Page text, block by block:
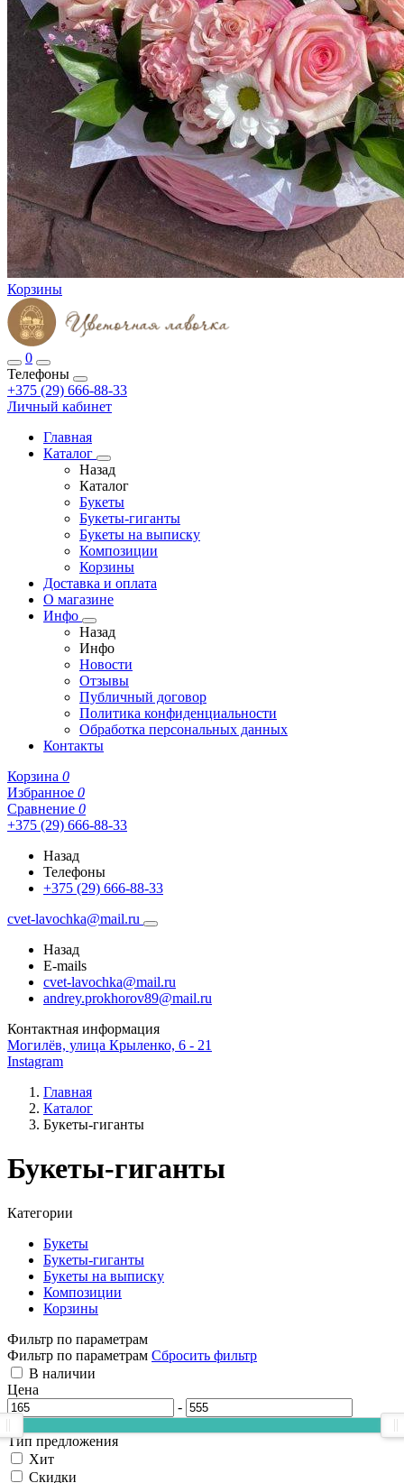
Корзины
0
Телефоны
+375 (29) 666-88-33
Личный кабинет
Главная
Каталог
Назад
Каталог
Букеты
Букеты-гиганты
Букеты на выписку
Композиции
Корзины
Доставка и оплата
О магазине
Инфо
Назад
Инфо
Новости
Отзывы
Публичный договор
Политика конфиденциальности
Обработка персональных данных
Контакты
Корзина 0
Избранное 0
Сравнение 0
+375 (29) 666-88-33
Назад
Телефоны
+375 (29) 666-88-33
cvet-lavochka@mail.ru
Назад
E-mails
cvet-lavochka@mail.ru
andrey.prokhorov89@mail.ru
Контактная информация
Могилёв, улица Крыленко, 6 - 21
Instagram
Главная
Каталог
Букеты-гиганты
Букеты-гиганты
Категории
Букеты
Букеты-гиганты
Букеты на выписку
Композиции
Корзины
Фильтр по параметрам
Фильтр по параметрам Сбросить фильтр
В наличии
Цена
-
Тип предложения
Хит
Скидки